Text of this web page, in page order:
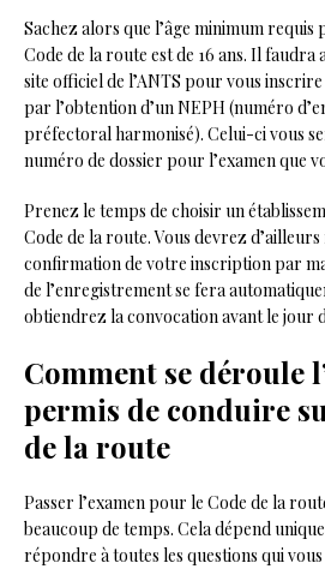
Sachez alors que l’âge minimum requis
Code de la route est de 16 ans. Il
site officiel de l’ANTS pour vous inscrire
par l’obtention d’un NEPH (numéro
préfectoral harmonisé). Celui-ci vous
numéro de dossier pour l’examen que
Prenez le temps de choisir un
Code de la route. Vous devrez
confirmation de votre inscription par
de l’enregistrement se fera
obtiendrez la convocation avant le jour
Comment se déroule
permis de conduire
de la route
Passer l’examen pour le Code de la
beaucoup de temps. Cela dépend
répondre à toutes les questions qui